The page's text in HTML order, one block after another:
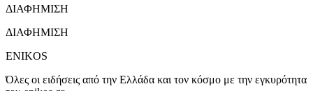
ΔΙΑΦΗΜΙΣΗ
ΔΙΑΦΗΜΙΣΗ
ENIKOS
Όλες οι ειδήσεις από την Ελλάδα και τον κόσμο με την εγκυρότητα